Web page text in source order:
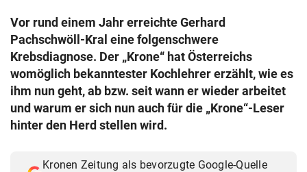
search
eingeben
© Krone Multimedia GmbH & Co KG 2026
Muthgasse 2, 1190 Wien
Vor rund einem Jahr erreichte Gerhard
Pachschwöll-Kral eine folgenschwere
Krebsdiagnose. Der „Krone“ hat Österreichs
womöglich bekanntester Kochlehrer erzählt, wie es
ihm nun geht, ab bzw. seit wann er wieder arbeitet
und warum er sich nun auch für die „Krone“-Leser
hinter den Herd stellen wird.
Kronen Zeitung als bevorzugte Google-Quelle